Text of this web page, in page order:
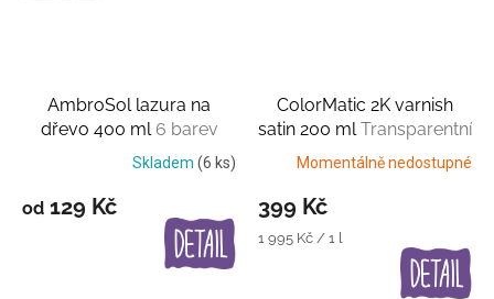
AmbroSol lazura na
dřevo 400 ml 6 barev
Skladem (6 ks)
od 129 Kč
ColorMatic 2K varnish
satin 200 mlTransparentní
lak
Momentálně nedostupné
399 Kč
Měrná
1 995 Kč / 1 l